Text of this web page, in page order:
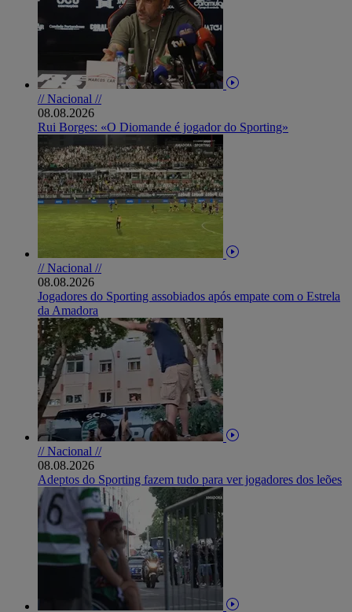
// Nacional //
08.08.2026
Rui Borges: «O Diomande é jogador do Sporting»
// Nacional //
08.08.2026
Jogadores do Sporting assobiados após empate com o Estrela
da Amadora
// Nacional //
08.08.2026
Adeptos do Sporting fazem tudo para ver jogadores dos leões